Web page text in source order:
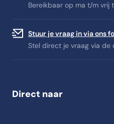
Bereikbaar op ma t/m
Stuur je vraag in via ons
Stel direct je vraag via de
Direct naar